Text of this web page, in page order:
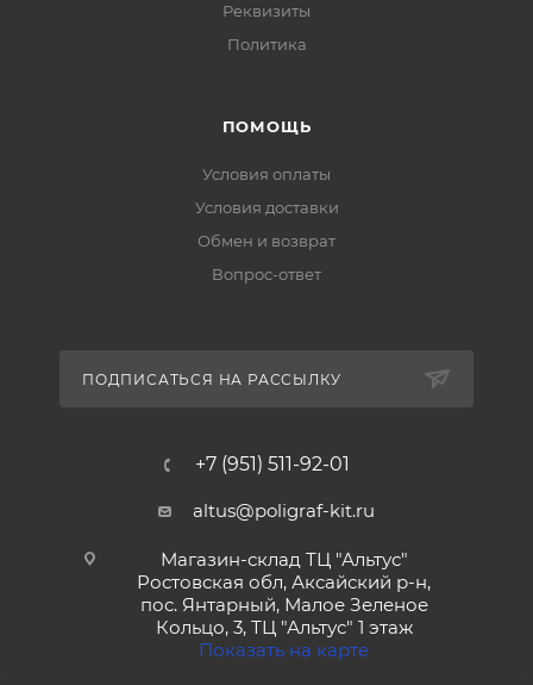
Реквизиты
Политика
ПОМОЩЬ
Условия оплаты
Условия доставки
Обмен и возврат
Вопрос-ответ
ПОДПИСАТЬСЯ НА РАССЫЛКУ
+7 (951) 511-92-01
altus@poligraf-kit.ru
Магазин-склад ТЦ "Альтус"
Ростовская обл, Аксайский р-н,
пос. Янтарный, Малое Зеленое
Кольцо, 3, ТЦ "Альтус" 1 этаж
Показать на карте